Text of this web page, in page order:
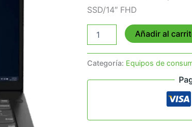
SSD/14″ FHD
Añadir al
Categoría: Equipos de